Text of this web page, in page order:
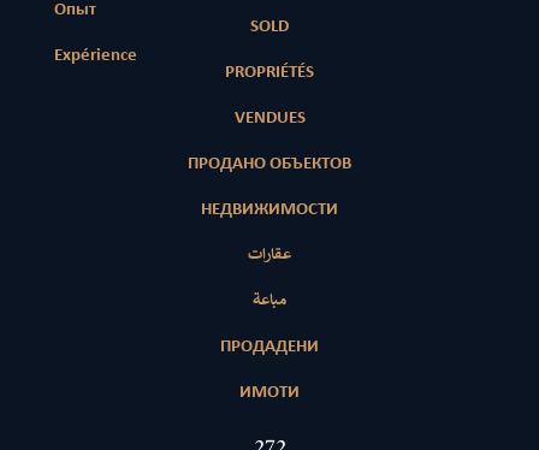
Опыт
Expérience
SOLD
PROPRIÉTÉS
VENDUES
ПРОДАНО ОБЪЕКТОВ
НЕДВИЖИМОСТИ
عقارات
مباعة
ПРОДАДЕНИ
ИМОТИ